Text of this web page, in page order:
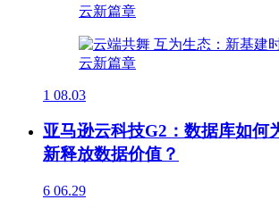
1 08.03
亚马逊云科技G2：数据库如何
新释放数据价值？
6 06.29